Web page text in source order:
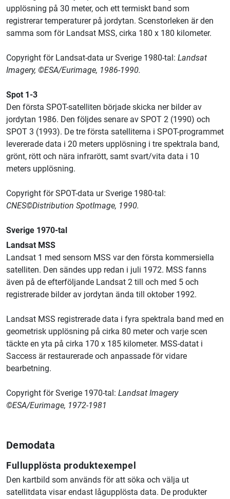
upplösning på 30 meter, och ett termiskt band som
registrerar temperaturer på jordytan. Scenstorleken är den
samma som för Landsat MSS, cirka 180 x 180 kilometer.
Copyright för Landsat-data ur Sverige 1980-tal: Landsat
Imagery, ©ESA/Eurimage, 1986-1990.
Spot 1-3
Den första SPOT-satelliten började skicka ner bilder av
jordytan 1986. Den följdes senare av SPOT 2 (1990) och
SPOT 3 (1993). De tre första satelliterna i SPOT-programmet
levererade data i 20 meters upplösning i tre spektrala band,
grönt, rött och nära infrarött, samt svart/vita data i 10
meters upplösning.
Copyright för SPOT-data ur Sverige 1980-tal:
CNES©Distribution SpotImage, 1990.
Sverige 1970-tal
Landsat MSS
Landsat 1 med sensorn MSS var den första kommersiella
satelliten. Den sändes upp redan i juli 1972. MSS fanns
även på de efterföljande Landsat 2 till och med 5 och
registrerade bilder av jordytan ända till oktober 1992.
Landsat MSS registrerade data i fyra spektrala band med en
geometrisk upplösning på cirka 80 meter och varje scen
täckte en yta på cirka 170 x 185 kilometer. MSS-datat i
Saccess är restaurerade och anpassade för vidare
bearbetning.
Copyright för Sverige 1970-tal: Landsat Imagery
©ESA/Eurimage, 1972-1981
Demodata
Fullupplösta produktexempel
Den kartbild som används för att söka och välja ut
satellitdata visar endast lågupplösta data. De produkter